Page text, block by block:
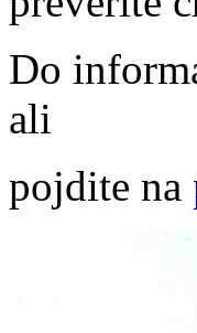
Do
ali
pojdite na